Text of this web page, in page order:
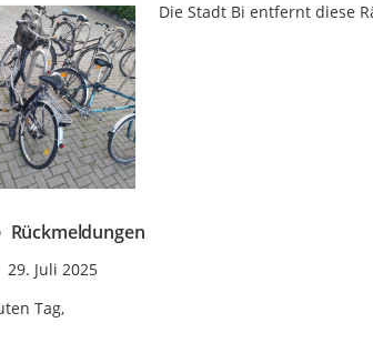
Die Stadt Bi entfernt diese
Rückmeldungen
Zeitpunkt des Erstellens
29. Juli 2025
Tag,